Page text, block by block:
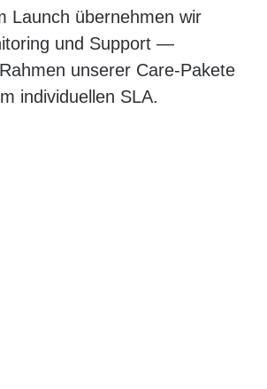
Launch übernehmen wir
und Support —
unserer Care-Pakete
individuellen SLA.